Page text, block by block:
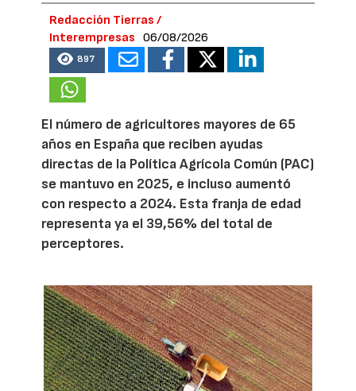
Redacción Tierras /
Interempresas
06/08/2026
897
El número de agricultores mayores de 65
años en España que reciben ayudas
directas de la Política Agrícola Común (PAC)
se mantuvo en 2025, e incluso aumentó
con respecto a 2024. Esta franja de edad
representa ya el 39,56% del total de
perceptores.